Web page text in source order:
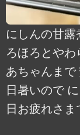
にしんの甘露
ろほろとや
あちゃんまで
日暑いので
日お疲れさま